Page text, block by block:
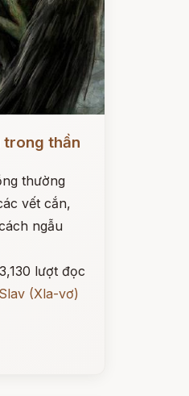
trong thần
thường
vết cắn,
ngẫu
3,130 lượt đọc
(Xla-vơ)